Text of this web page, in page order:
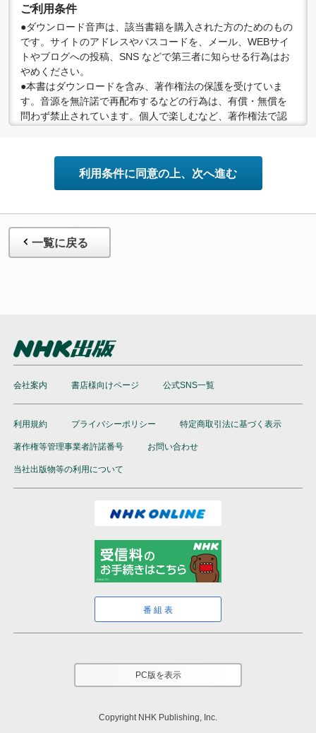
ご利用条件
●ダウンロード音声は、該当書籍を購入された方のためのもの
です。サイトのアドレスやパスコードを、メール、WEBサイ
トやブログへの投稿、SNS などで第三者に知らせる行為はお
やめください。
●本書はダウンロードを含み、著作権法の保護を受けていま
す。音源を無許諾で再配布するなどの行為は、有償・無償を
問わず禁止されています。個人で楽しむなど、著作権法で認
変更する場合がありますので、あらかじめご了承ください。
利用条件に同意の上、次へ進む
一覧に戻る
会社案内 書店様向けページ 公式SNS一覧
利用規約 プライバシーポリシー 特定商取引法に基づく表示
著作権等管理事業者許諾番号 お問い合わせ
当社出版物等の利用について
番組表
PC版を表示
Copyright NHK Publishing, Inc.